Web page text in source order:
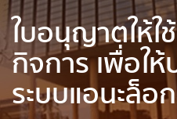
ใบอนุญาตให้ใ
กิจการ เพื่อใ
ระบบแอนะล็อ